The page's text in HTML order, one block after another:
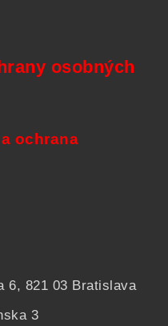
osobných
ochrana
6, 821 03 Bratislava
3